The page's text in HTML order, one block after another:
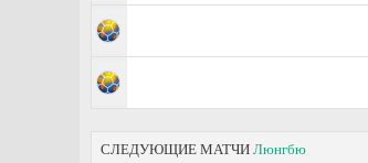
СЛЕДУЮЩИЕ МАТЧИ Люнгбю